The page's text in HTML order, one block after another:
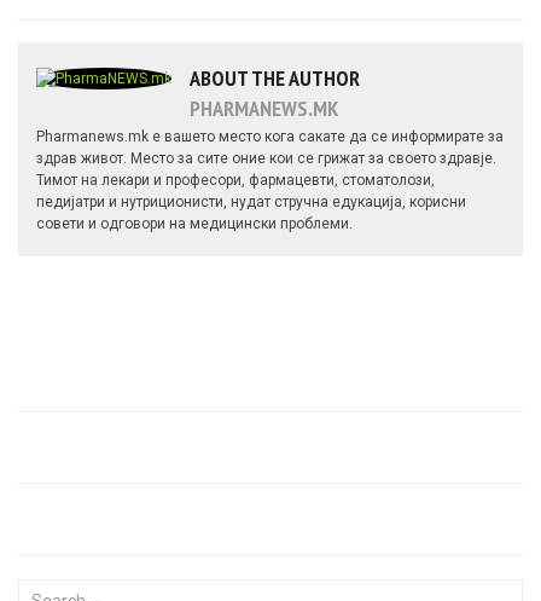
ABOUT THE AUTHOR
PHARMANEWS.MK
Pharmanews.mk е вашето место кога сакате да се информирате за
здрав живот. Место за сите оние кои се грижат за своето здравје.
Тимот на лекари и професори, фармацевти, стоматолози,
педијатри и нутриционисти, нудат стручна едукација, корисни
совети и одговори на медицински проблеми.
Search for: